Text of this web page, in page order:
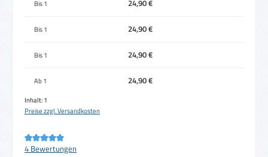
Bis1 24,90 €
Bis1 24,90 €
Bis1 24,90 €
Ab1 24,90 €
Inhalt:1
Preise zzgl. Versandkosten
Durchschnittliche Bewertung von 5 von 5 Sternen
4 Bewertungen